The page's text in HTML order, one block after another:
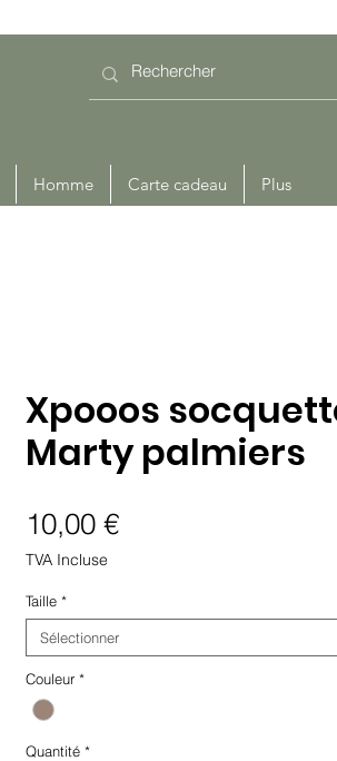
Homme Carte cadeau Plus
Xpooos
Marty palmiers
10,00 €Prix
TVA Incluse
Taille *
Sélectionner
Couleur *
Quantité *